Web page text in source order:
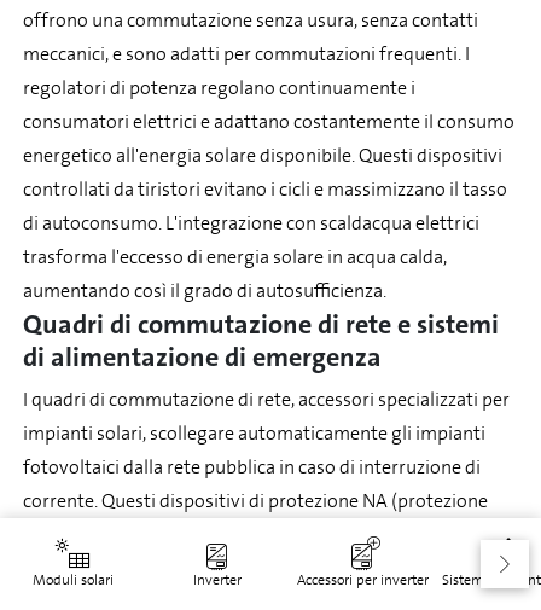
Moduli solari Inverter Accessori per inverter Sistemi di
offrono una commutazione senza usura, senza contatti
meccanici, e sono adatti per commutazioni frequenti. I
regolatori di potenza regolano continuamente i
consumatori elettrici e adattano costantemente il consumo
energetico all'energia solare disponibile. Questi dispositivi
controllati da tiristori evitano i cicli e massimizzano il tasso
di autoconsumo. L'integrazione con scaldacqua elettrici
trasforma l'eccesso di energia solare in acqua calda,
aumentando così il grado di autosufficienza.
Quadri di commutazione di rete e sistemi
di alimentazione di emergenza
I quadri di commutazione di rete, accessori specializzati per
impianti solari, scollegare automaticamente gli impianti
fotovoltaici dalla rete pubblica in caso di interruzione di
corrente. Questi dispositivi di protezione NA (protezione
della rete e dell'impianto) soddisfano i requisiti di legge e
impediscono il pericoloso ritorno di energia nella rete